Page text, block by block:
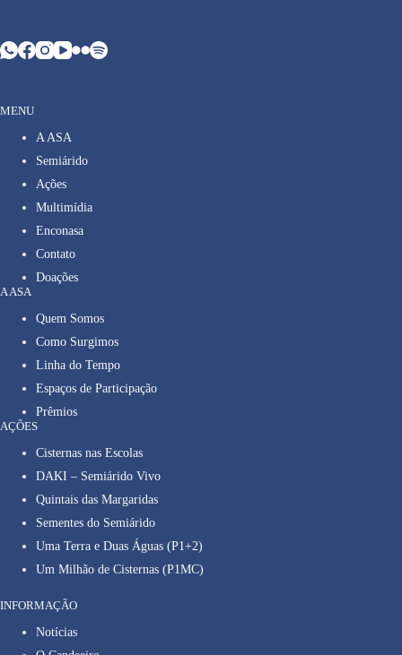
MENU
A ASA
Semiárido
Ações
Multimídia
Enconasa
Contato
Doações
A ASA
Quem Somos
Como Surgimos
Linha do Tempo
Espaços de Participação
Prêmios
AÇÕES
Cisternas nas Escolas
DAKI – Semiárido Vivo
Quintais das Margaridas
Sementes do Semiárido
Uma Terra e Duas Águas (P1+2)
Um Milhão de Cisternas (P1MC)
INFORMAÇÃO
Notícias